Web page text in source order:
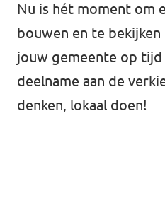
Nu is hét moment om
bouwen en te
jouw gemeente op tijd
deelname aan de
denken, lokaal doen!